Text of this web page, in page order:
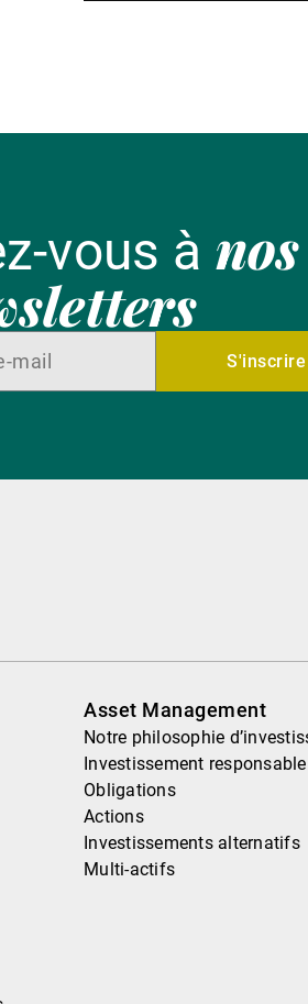
vous à nos
S'inscrire
Asset Management
Notre philosophie
Investissement responsable
Obligations
Actions
Investissements alternatifs
Multi-actifs